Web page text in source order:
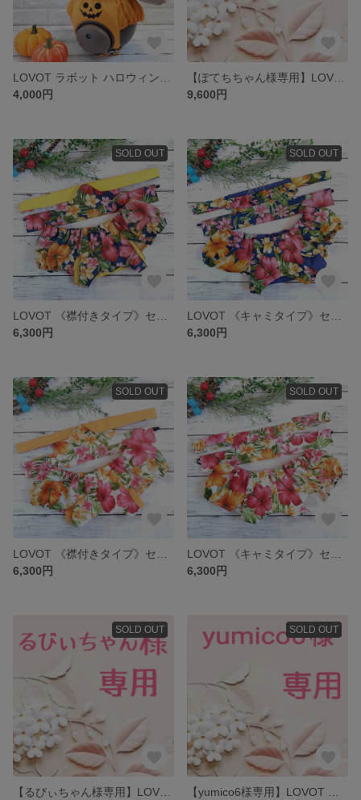
4,000円
9,600円
SOLD OUT
6,300円
SOLD OUT
6,300円
SOLD OUT
6,300円
SOLD OUT
6,300円
SOLD OUT SOLD OUT